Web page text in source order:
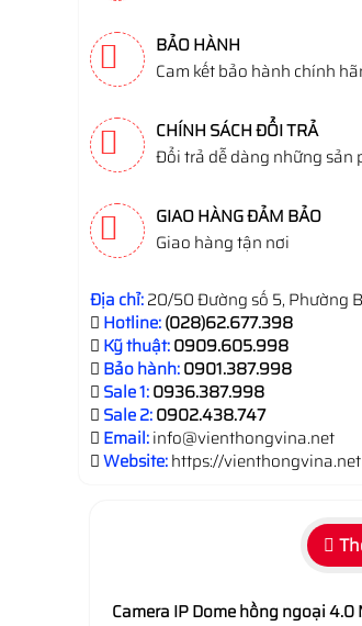
BẢO HÀNH
Cam kết bảo hành chính
CHÍNH SÁCH ĐỔI TRẢ
Đổi trả dễ dàng những sản
GIAO HÀNG ĐẢM BẢO
Giao hàng tận nơi
Địa chỉ:20/50 Đường số 5, Phường
Hotline:(028)62.677.398
Kỹ thuật:0909.605.998
Bảo hành:0901.387.998
Sale 1:0936.387.998
Sale 2:0902.438.747
Email:info@vienthongvina.net
Website:https://vienthongvina.net
Camera IP Dome hồng ngoại